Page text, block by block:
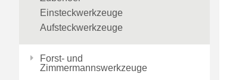
Einsteckwerkzeuge
Aufsteckwerkzeuge
Forst- und
Zimmermannswerkzeuge